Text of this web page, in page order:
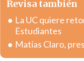
Revisa también
La UC quiere
Estudiantes
Matías Claro,